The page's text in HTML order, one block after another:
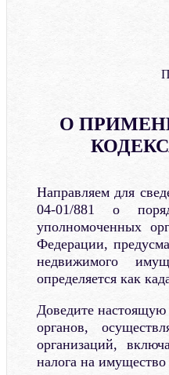
О
Направляем для
04-01/881 о
уполномоченных
Федерации,
недвижимого
определяется как
Доведите
органов,
организаций,
налога на